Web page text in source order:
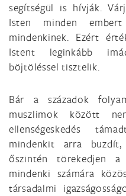
segítségül is hívják.
Isten minden
mindenkinek. Ezért
Istent leginkább
böjtöléssel tisztelik.
Bár a századok
muszlimok között
ellenségeskedés
mindenkit arra
őszintén törekedjen
mindenki számára
társadalmi